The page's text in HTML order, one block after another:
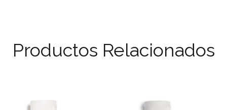
Productos Relacionados